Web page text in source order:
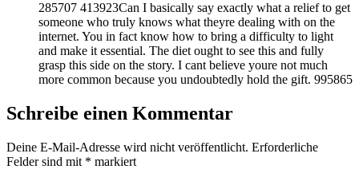
285707 413923Can I basically say exactly what a relief to get
someone who truly knows what theyre dealing with on the
internet. You in fact know how to bring a difficulty to light
and make it essential. The diet ought to see this and fully
grasp this side on the story. I cant believe youre not much
more common because you undoubtedly hold the gift. 995865
Schreibe einen Kommentar
Deine E-Mail-Adresse wird nicht veröffentlicht. Erforderliche
Felder sind mit * markiert